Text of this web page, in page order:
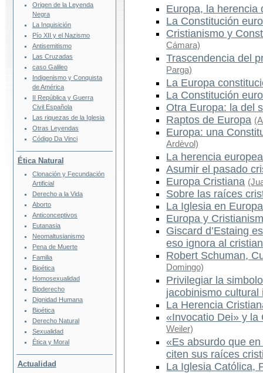
Europa, la herencia
La Constitución
Cristianismo y
Cámara)
Trascendencia del
Parga)
La Europa
La Constitución
Otra Europa: la del
Raptos de Europa
Europa: una
Ardèvol)
La herencia europea
Asumir el pasado
Europa Cristiana
Sobre las raíces
La Iglesia en Europa
Europa y
Giscard d’Estaing
eso ignora al
Robert Schuman,
Domingo)
Privilegiar la
jacobinismo cultural
La Herencia
«Invocatio Dei» y la
Weiler)
«Es absurdo que
citen sus raíces
La Iglesia Católica,
Origen de la Leyenda
Negra
La Inquisición
Pío XII y el Nazismo
Antisemitismo
Las Cruzadas
caso Galileo
Indigenismo y Conquista
de América
II República y Guerra
Civil Española
Las riquezas de la Iglesia
Otras Leyendas
Código Da Vinci
Ética Natural
Clonación y Fecundación
Artificial
Derecho a la Vida
Aborto
Anticonceptivos
Eutanasia
Neomaltusianismo
Pena de Muerte
Familia
Bioética
Homosexualidad
Bioderecho
Dignidad Humana
Bioética
Derecho Natural
Sexualidad
Ética y Moral
Actualidad